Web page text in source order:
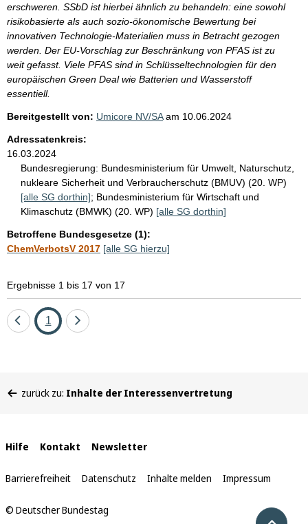
erschweren. SSbD ist hierbei ähnlich zu behandeln: eine sowohl
risikobasierte als auch sozio-ökonomische Bewertung bei
innovativen Technologie-Materialien muss in Betracht gezogen
werden. Der EU-Vorschlag zur Beschränkung von PFAS ist zu
weit gefasst. Viele PFAS sind in Schlüsseltechnologien für den
europäischen Green Deal wie Batterien und Wasserstoff
essentiell.
Bereitgestellt von: Umicore NV/SA am 10.06.2024
Adressatenkreis:
16.03.2024
Bundesregierung: Bundesministerium für Umwelt, Naturschutz,
nukleare Sicherheit und Verbraucherschutz (BMUV) (20. WP)
[alle SG dorthin]; Bundesministerium für Wirtschaft und
Klimaschutz (BMWK) (20. WP) [alle SG dorthin]
Betroffene Bundesgesetze (1):
ChemVerbotsV 2017 [alle SG hierzu]
Ergebnisse 1 bis 17 von 17
EineSeite
1
Eine
befinden
zurück zu: Inhalte der Interessenvertretung
Interne
Links
Hilfe Kontakt Newsletter
Barrierefreiheit Datenschutz Inhalte melden Impressum
© Deutscher Bundestag